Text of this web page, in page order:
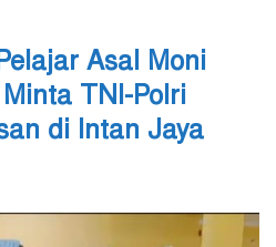
Asal Moni
TNI-Polri
di Intan Jaya